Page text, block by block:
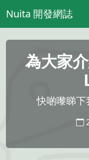
Nuita 開發網誌
為大家
快啲嚟睇下